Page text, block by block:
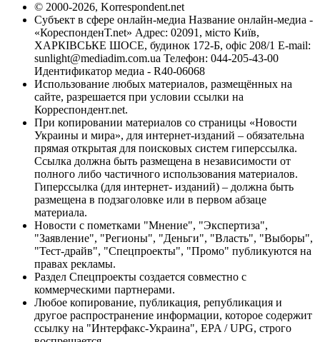
© 2000-2026, Korrespondent.net
Субъект в сфере онлайн-медиа Название онлайн-медиа -
«КореспонденТ.net» Адрес: 02091, місто Київ,
ХАРКІВСЬКЕ ШОСЕ, будинок 172-Б, офіс 208/1 E-mail:
sunlight@mediadim.com.ua Телефон: 044-205-43-00
Идентификатор медиа - R40-06068
Использование любых материалов, размещённых на
сайте, разрешается при условии ссылки на
Корреспондент.net.
При копировании материалов со страницы «Новости
Украины и мира», для интернет-изданий – обязательна
прямая открытая для поисковых систем гиперссылка.
Ссылка должна быть размещена в независимости от
полного либо частичного использования материалов.
Гиперссылка (для интернет- изданий) – должна быть
размещена в подзаголовке или в первом абзаце
материала.
Новости с пометками "Мнение", "Экспертиза",
"Заявление", "Регионы", "Деньги", "Власть", "Выборы",
"Тест-драйв", "Спецпроекты", "Промо" публикуются на
правах рекламы.
Раздел Спецпроекты создается совместно с
коммерческими партнерами.
Любое копирование, публикация, републикация и
другое распространение информации, которое содержит
ссылку на "Интерфакс-Украина", EPA / UPG, строго